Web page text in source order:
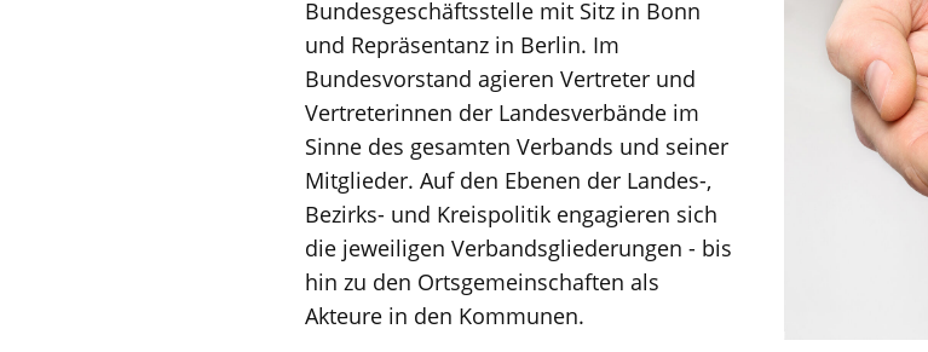
Bundesgeschäftsstelle mit Sitz in Bonn
und Repräsentanz in Berlin. Im
Bundesvorstand agieren Vertreter und
Vertreterinnen der Landesverbände im
Sinne des gesamten Verbands und seiner
Mitglieder. Auf den Ebenen der Landes-,
Bezirks- und Kreispolitik engagieren sich
die jeweiligen Verbandsgliederungen - bis
hin zu den Ortsgemeinschaften als
Akteure in den Kommunen.